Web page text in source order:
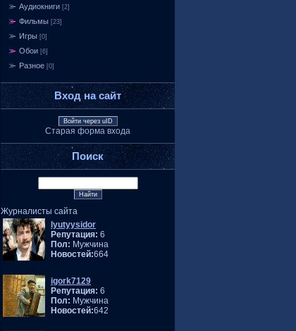
Аудиокниги [2]
Фильмы [23]
Игры [0]
Обои [6]
Разное [0]
Вход на сайт
Войти через uID
Старая форма входа
Поиск
Журналисты сайта
lyutyysidor
Репутация: 6
Пол: Мужчина
Новостей:664
igork7129
Репутация: 6
Пол: Мужчина
Новостей:642